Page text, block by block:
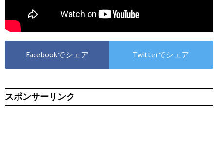
Facebookでシェア Twitterでシェア
スポンサーリンク